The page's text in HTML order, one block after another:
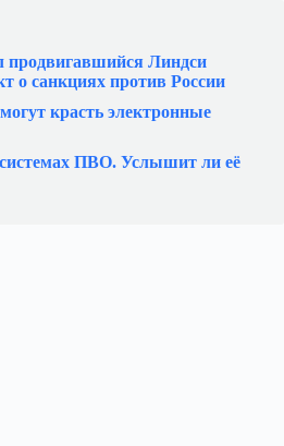
Линдси
о санкциях против России
красть электронные
ПВО. Услышит ли её